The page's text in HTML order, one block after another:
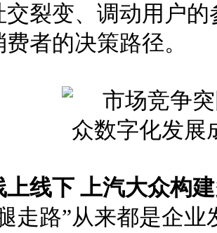
交裂变、调动用户
者的决策路径。
上线下 上汽大众构
走路”从来都是企